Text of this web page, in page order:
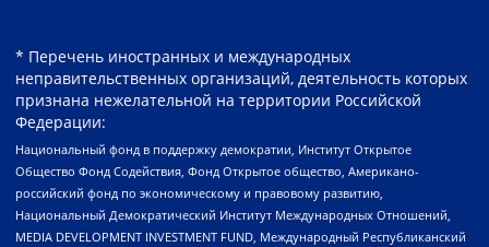
* Перечень иностранных и международных
неправительственных организаций, деятельность которых
признана нежелательной на территории Российской
Федерации:
Национальный фонд в поддержку демократии, Институт Открытое
Общество Фонд Содействия, Фонд Открытое общество, Американо-
российский фонд по экономическому и правовому развитию,
Национальный Демократический Институт Международных Отношений,
MEDIA DEVELOPMENT INVESTMENT FUND, Международный Республиканский